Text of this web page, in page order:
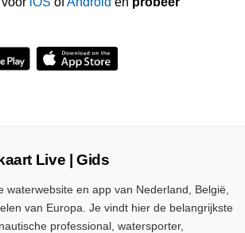
Live | Gids
waterwebsite en app van Nederland, België,
van Europa. Je vindt hier de belangrijkste
professional, watersporter,